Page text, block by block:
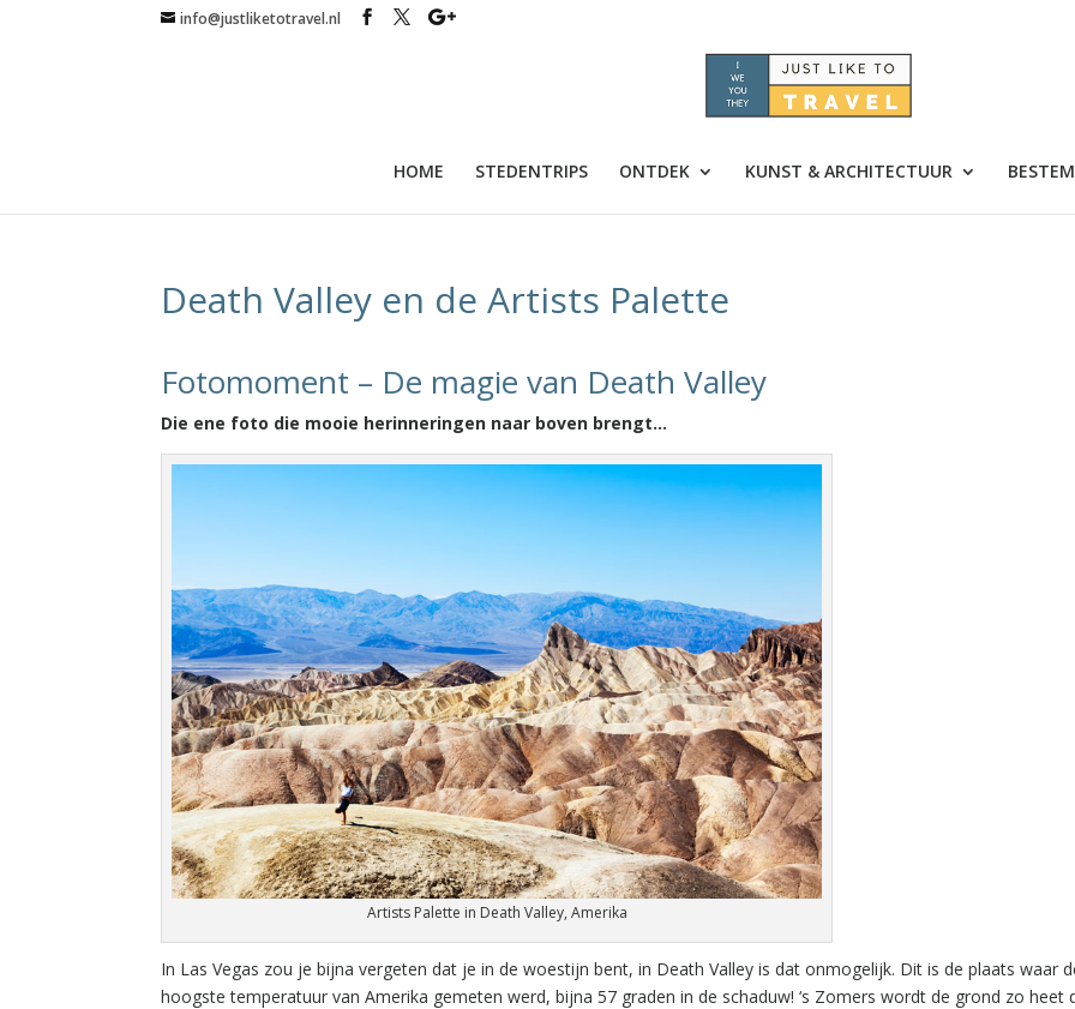
info@justliketotravel.nl
HOME STEDENTRIPS ONTDEK KUNST & ARCHITECTUUR
Death Valley en de Artists Palette
Fotomoment – De magie van Death Valley
Die ene foto die mooie herinneringen naar boven brengt…
Artists Palette in Death Valley, Amerika
In Las Vegas zou je bijna vergeten dat je in de woestijn bent, in Death Valley is dat onmogelijk. Dit is de plaats waar
hoogste temperatuur van Amerika gemeten werd, bijna 57 graden in de schaduw! ‘s Zomers wordt de grond zo heet